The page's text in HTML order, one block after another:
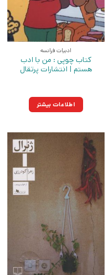
ادبیات فرانسه
کتاب چوپی : من با ادب
هستم | انتشارات پرتقال
اطلاعات بیشتر